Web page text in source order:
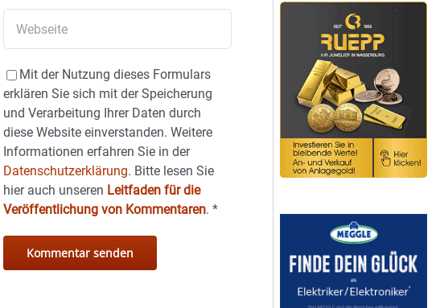
Mit der Nutzung dieses Formulars
erklären Sie sich mit der Speicherung
und Verarbeitung Ihrer Daten durch
diese Website einverstanden. Weitere
Informationen erfahren Sie in der
Datenschutzerklärung. Bitte lesen Sie
hier auch unseren Leitfaden für die
Veröffentlichung von Kommentaren.*